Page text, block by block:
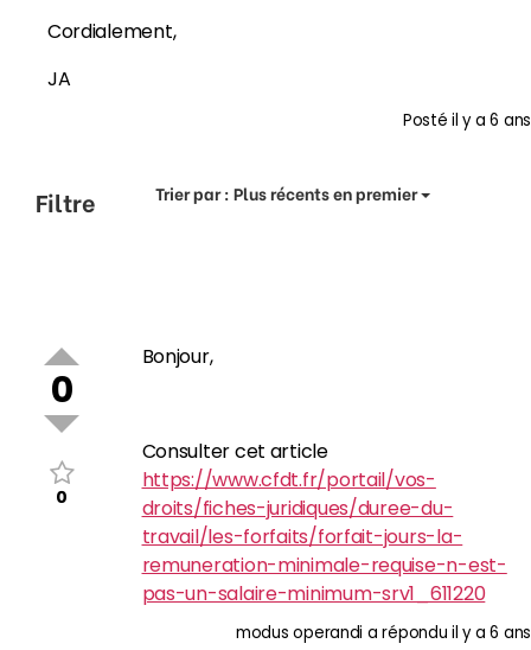
Cordialement,
JA
Postéil y a 6 ans
Filtre Trier par :Plus récents en premier
0
0
Bonjour,
Consulter cet article
https://www.cfdt.fr/portail/vos-
droits/fiches-juridiques/duree-du-
travail/les-forfaits/forfait-jours-la-
remuneration-minimale-requise-n-est-
pas-un-salaire-minimum-srv1_611220
modus operandi a réponduil y a 6 ans